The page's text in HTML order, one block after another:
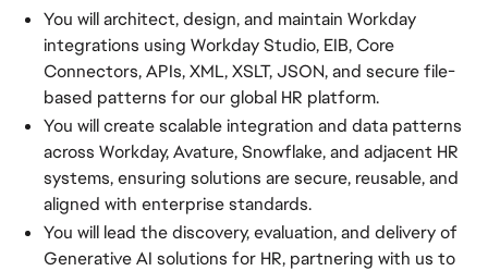
You will architect, design, and maintain Workday
integrations using Workday Studio, EIB, Core
Connectors, APIs, XML, XSLT, JSON, and secure file-
based patterns for our global HR platform.
You will create scalable integration and data patterns
across Workday, Avature, Snowflake, and adjacent HR
systems, ensuring solutions are secure, reusable, and
aligned with enterprise standards.
You will lead the discovery, evaluation, and delivery of
Generative AI solutions for HR, partnering with us to